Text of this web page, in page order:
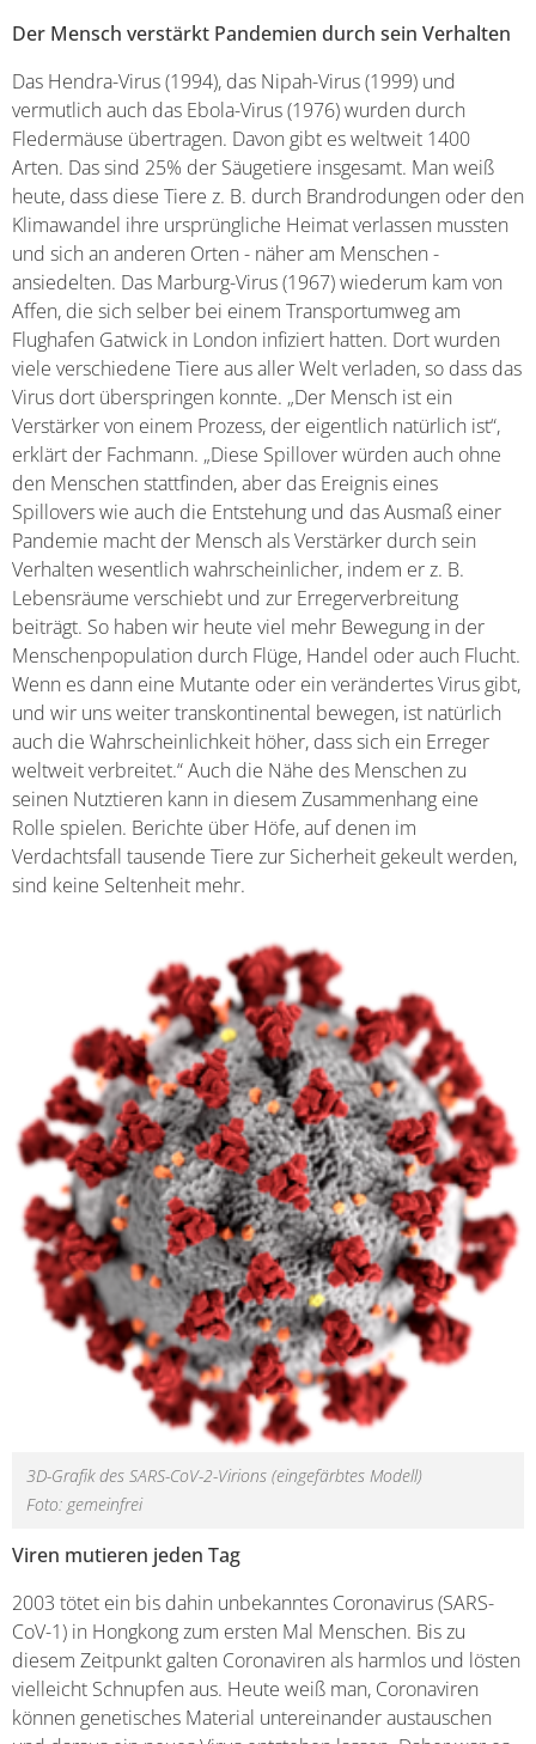
Der Mensch verstärkt Pandemien durch sein Verhalten
Das Hendra-Virus (1994), das Nipah-Virus (1999) und
vermutlich auch das Ebola-Virus (1976) wurden durch
Fledermäuse übertragen. Davon gibt es weltweit 1400
Arten. Das sind 25% der Säugetiere insgesamt. Man weiß
heute, dass diese Tiere z. B. durch Brandrodungen oder den
Klimawandel ihre ursprüngliche Heimat verlassen mussten
und sich an anderen Orten - näher am Menschen -
ansiedelten. Das Marburg-Virus (1967) wiederum kam von
Affen, die sich selber bei einem Transportumweg am
Flughafen Gatwick in London infiziert hatten. Dort wurden
viele verschiedene Tiere aus aller Welt verladen, so dass das
Virus dort überspringen konnte. „Der Mensch ist ein
Verstärker von einem Prozess, der eigentlich natürlich ist“,
erklärt der Fachmann. „Diese Spillover würden auch ohne
den Menschen stattfinden, aber das Ereignis eines
Spillovers wie auch die Entstehung und das Ausmaß einer
Pandemie macht der Mensch als Verstärker durch sein
Verhalten wesentlich wahrscheinlicher, indem er z. B.
Lebensräume verschiebt und zur Erregerverbreitung
beiträgt. So haben wir heute viel mehr Bewegung in der
Menschenpopulation durch Flüge, Handel oder auch Flucht.
Wenn es dann eine Mutante oder ein verändertes Virus gibt,
und wir uns weiter transkontinental bewegen, ist natürlich
auch die Wahrscheinlichkeit höher, dass sich ein Erreger
weltweit verbreitet.“ Auch die Nähe des Menschen zu
seinen Nutztieren kann in diesem Zusammenhang eine
Rolle spielen. Berichte über Höfe, auf denen im
Verdachtsfall tausende Tiere zur Sicherheit gekeult werden,
sind keine Seltenheit mehr.
3D-Grafik des SARS-CoV-2-Virions (eingefärbtes Modell)
Foto: gemeinfrei
Viren mutieren jeden Tag
2003 tötet ein bis dahin unbekanntes Coronavirus (SARS-
CoV-1) in Hongkong zum ersten Mal Menschen. Bis zu
diesem Zeitpunkt galten Coronaviren als harmlos und lösten
vielleicht Schnupfen aus. Heute weiß man, Coronaviren
können genetisches Material untereinander austauschen